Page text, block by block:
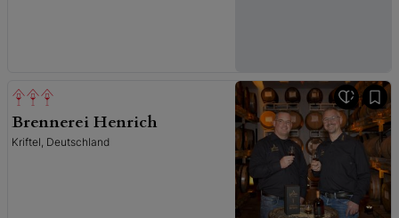
Brennerei Henrich
Kriftel, Deutschland